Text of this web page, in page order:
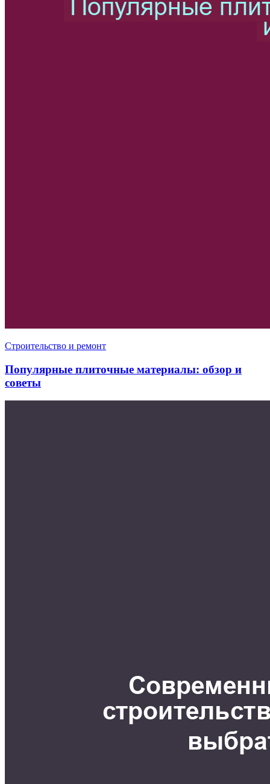
Строительство и ремонт
Популярные плиточные материалы: обзор и
советы